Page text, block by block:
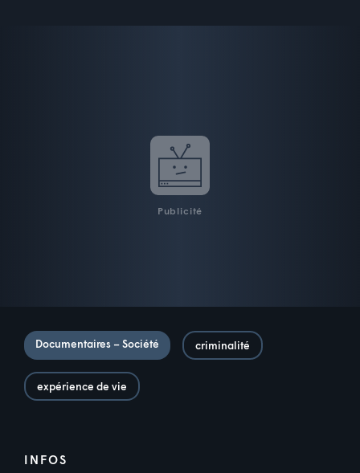
Publicité
Documentaires – Société criminalité
expérience de vie
INFOS